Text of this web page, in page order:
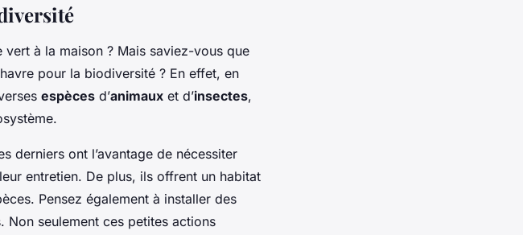
à la maison ? Mais saviez-vous que
pour la biodiversité ? En effet, en
espèces d’animaux et d’insectes,
derniers ont l’avantage de nécessiter
entretien. De plus, ils offrent un habitat
Pensez également à installer des
Non seulement ces petites actions